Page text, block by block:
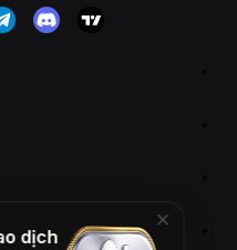
dịch